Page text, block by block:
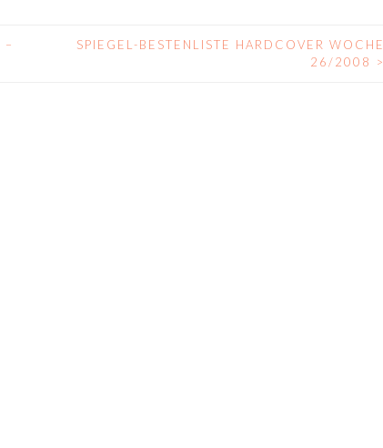
–
SPIEGEL-BESTENLISTE HARDCOVER WOCHE
26/2008 >